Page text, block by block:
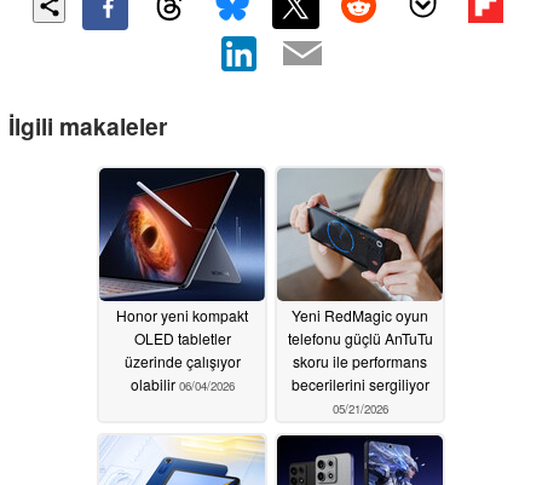
İlgili makaleler
Honor yeni kompakt
OLED tabletler
üzerinde çalışıyor
olabilir 06/04/2026
Yeni RedMagic oyun
telefonu güçlü AnTuTu
skoru ile performans
becerilerini sergiliyor
05/21/2026